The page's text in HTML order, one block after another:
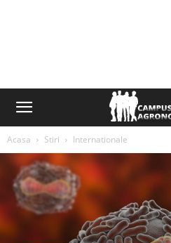
Acasa Stiri Internationale